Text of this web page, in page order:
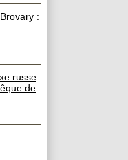
:
russe
de